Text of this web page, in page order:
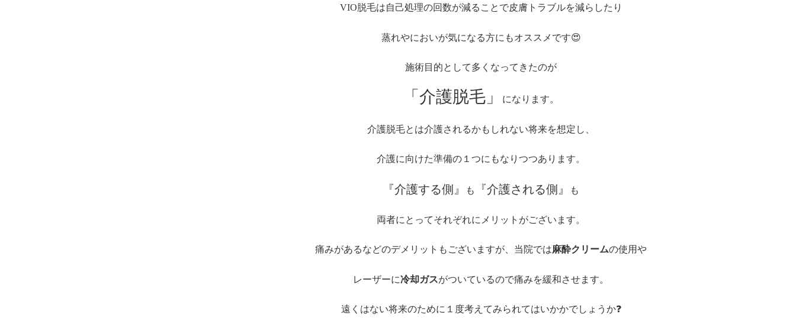
VIO脱毛は自己処理の回数が減ることで皮膚トラブルを減らしたり
蒸れやにおいが気になる方にもオススメです😍
施術目的として多くなってきたのが
「介護脱毛」 になります。
介護脱毛とは介護されるかもしれない将来を想定し、
介護に向けた準備の１つにもなりつつあります。
『介護する側』 も 『介護される側』 も
両者にとってそれぞれにメリットがございます。
痛みがあるなどのデメリットもございますが、当院では麻酔クリームの使用や
レーザーに冷却ガスがついているので痛みを緩和させます。
遠くはない将来のために１度考えてみられてはいかかでしょうか❓